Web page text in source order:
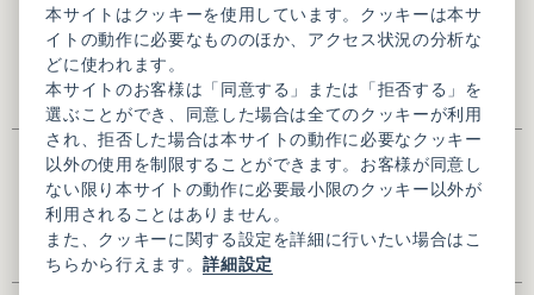
※全角入力
氏名(かな)※
※全角ひらがな入力
本サイトはクッキーを使用しています。クッキーは本サ
イトの動作に必要なもののほか、アクセス状況の分析な
どに使われます。
本サイトのお客様は「同意する」または「拒否する」を
選ぶことができ、同意した場合は全てのクッキーが利用
され、拒否した場合は本サイトの動作に必要なクッキー
以外の使用を制限することができます。お客様が同意し
ない限り本サイトの動作に必要最小限のクッキー以外が
利用されることはありません。
また、クッキーに関する設定を詳細に行いたい場合はこ
ちらから行えます。詳細設定